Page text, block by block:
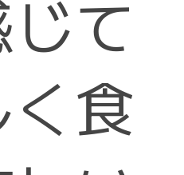
て
食